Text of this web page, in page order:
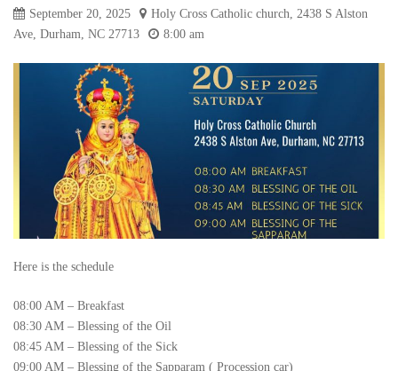
September 20, 2025
Holy Cross Catholic church, 2438 S Alston
Ave, Durham, NC 27713
8:00 am
Here is the schedule
08:00 AM – Breakfast
08:30 AM – Blessing of the Oil
08:45 AM – Blessing of the Sick
09:00 AM – Blessing of the Sapparam ( Procession car)